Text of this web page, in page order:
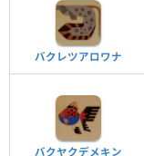
バクレツアロワナ
バクヤクデメキン